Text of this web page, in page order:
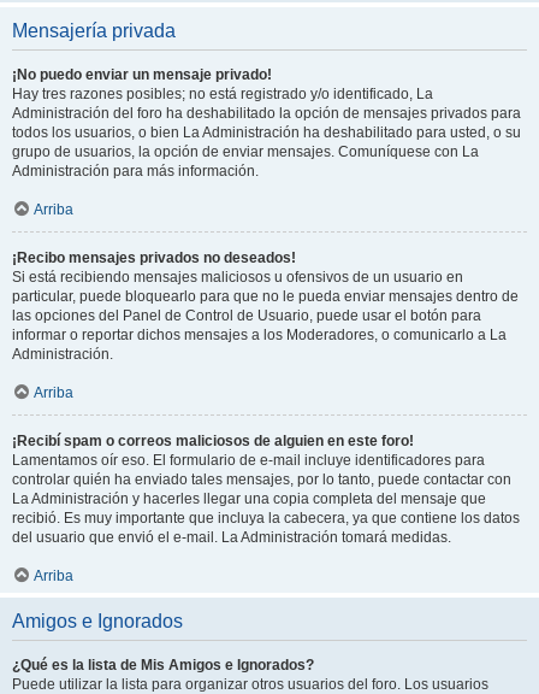
Mensajería privada
¡No puedo enviar un mensaje privado!
Hay tres razones posibles; no está registrado y/o identificado, La
Administración del foro ha deshabilitado la opción de mensajes privados para
todos los usuarios, o bien La Administración ha deshabilitado para usted, o su
grupo de usuarios, la opción de enviar mensajes. Comuníquese con La
Administración para más información.
Arriba
¡Recibo mensajes privados no deseados!
Si está recibiendo mensajes maliciosos u ofensivos de un usuario en
particular, puede bloquearlo para que no le pueda enviar mensajes dentro de
las opciones del Panel de Control de Usuario, puede usar el botón para
informar o reportar dichos mensajes a los Moderadores, o comunicarlo a La
Administración.
Arriba
¡Recibí spam o correos maliciosos de alguien en este foro!
Lamentamos oír eso. El formulario de e-mail incluye identificadores para
controlar quién ha enviado tales mensajes, por lo tanto, puede contactar con
La Administración y hacerles llegar una copia completa del mensaje que
recibió. Es muy importante que incluya la cabecera, ya que contiene los datos
del usuario que envió el e-mail. La Administración tomará medidas.
Arriba
Amigos e Ignorados
¿Qué es la lista de Mis Amigos e Ignorados?
Puede utilizar la lista para organizar otros usuarios del foro. Los usuarios